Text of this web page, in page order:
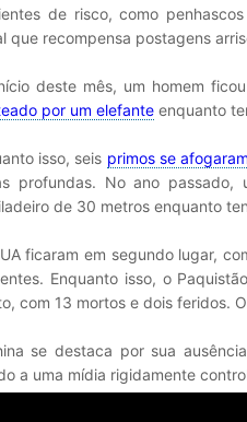
de risco, como
que recompensa postagens
deste mês, um homem
por um elefante enquanto
isso, seis primos se afogaram
profundas. No ano passado,
de 30 metros enquanto
ficaram em segundo lugar,
Enquanto isso, o
com 13 mortos e dois feridos.
se destaca por sua
a uma mídia rigidamente